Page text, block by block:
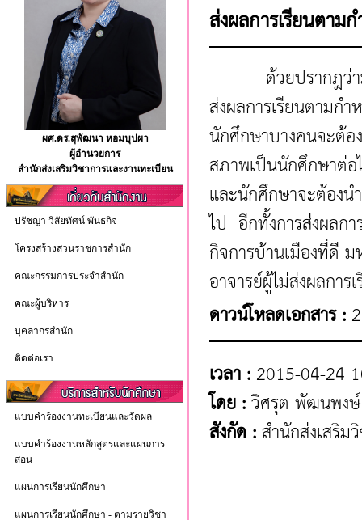
ผศ.ดร.สุพัฒนา หอมบุปผา
ผู้อำนวยการ
สำนักส่งเสริมวิชาการและงานทะเบียน
ปรัชญา วิสัยทัศน์ พันธกิจ
โครงสร้างส่วนราชการสำนัก
คณะกรรมการประจำสำนัก
คณะผู้บริหาร
บุคลากรสำนัก
ติดต่อเรา
แบบคำร้องงานทะเบียนและวัดผล
แบบคำร้องงานหลักสูตรและแผนการ
สอน
แผนการเรียนนักศึกษา
แผนการเรียนนักศึกษา - ตามรายวิชา
ส่งผลการเรียนตาม
ด้วยปรากฎว่ามีอ
ส่งผลการเรียนตามก
นักศึกษาบางคนจะต้อ
สภาพเป็นนักศึกษาต่อ
และนักศึกษาจะต้องน
ไป อีกทั้งการส่งผลกา
กิจการบ้านเมืองที่ดี
อาจารย์ผู้ไม่ส่งผลกา
ดาวน์โหลดเอกสาร :
เวลา : 2015-04-24
โดย : วิศรุต พัฒนพงษ์
สังกัด : สำนักส่งเสริม